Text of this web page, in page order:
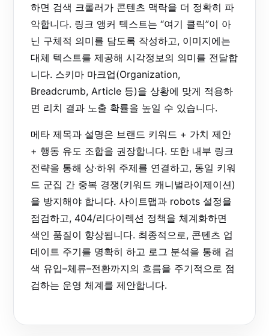
하면 검색 크롤러가 콘텐츠 맥락을 더 정확히 파
악합니다. 링크 앵커 텍스트는 “여기 클릭”이 아
닌 구체적 의미를 담도록 작성하고, 이미지에는
대체 텍스트를 제공해 시각정보의 의미를 전달합
니다. 스키마 마크업(Organization,
Breadcrumb, Article 등)을 상황에 맞게 적용하
면 리치 결과 노출 확률을 높일 수 있습니다.
메타 제목과 설명은 브랜드 키워드 + 가치 제안
+ 행동 유도 조합을 권장합니다. 또한 내부 링크
전략을 통해 상·하위 주제를 연결하고, 동일 키워
드 군집 간 중복 경쟁(키워드 캐니벌라이제이션)
을 방지해야 합니다. 사이트맵과 robots 설정을
점검하고, 404/리다이렉션 정책을 체계화하면
색인 품질이 향상됩니다. 최종적으로, 콘텐츠 업
데이트 주기를 명확히 하고 로그 분석을 통해 검
색 유입–체류–전환까지의 흐름을 주기적으로 점
검하는 운영 체계를 제안합니다.